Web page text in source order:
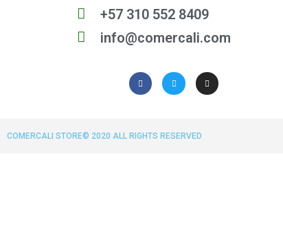
+57 310 552 8409
info@comercali.com
COMERCALI STORE© 2020 ALL RIGHTS RESERVED​